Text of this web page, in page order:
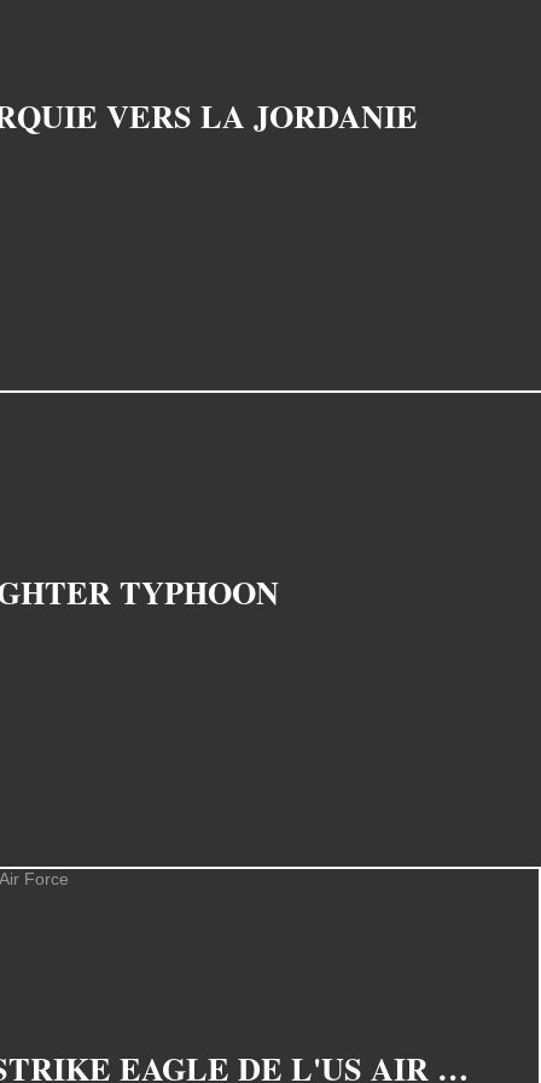
VERS LA JORDANIE
TYPHOON
UN SECOND DRONE PRO-RÉGIME SYRIEN ABATTU PAR UN F-15E STRIKE EAGLE DE L'US AIR FORCE